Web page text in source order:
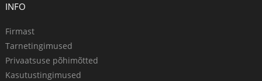
INFO
Firmast
Tarnetingimused
Privaatsuse põhimõtted
Kasutustingimused